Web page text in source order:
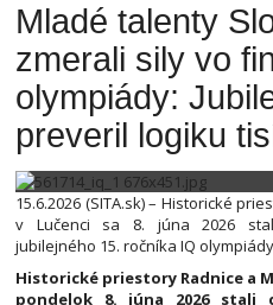
Mladé talenty
zmerali sily vo
olympiády:
preveril logiku
15.6.2026 (SITA.sk) – Historické
v Lučenci sa 8. júna 2026
jubilejného 15. ročníka IQ
Historické priestory Radnice a
pondelok 8. júna 2026 stali